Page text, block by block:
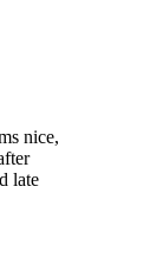
nice,
late